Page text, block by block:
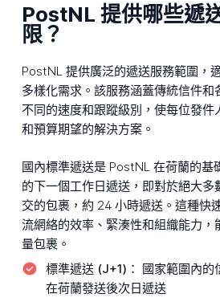
PostNL 提供哪些遞
限？
PostNL 提供廣泛的遞送服務範圍，
多樣化需求。該服務涵蓋傳統信件和
不同的速度和跟蹤級別，使每位發件
和預算期望的解決方案。
國內標準遞送是 PostNL 在荷蘭的基
的下一個工作日遞送，即對於絕大多
交的包裹，約 24 小時遞送。這種快
流網絡的效率、緊湊性和組織能力，
量包裹。
標準遞送 (J+1)：
國家範圍內的
在荷蘭發送後次日遞送